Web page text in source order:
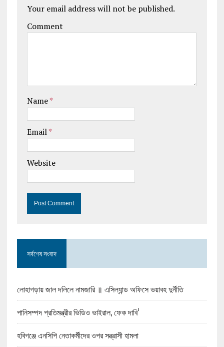
Your email address will not be published.
Comment
Name*
Email*
Website
সর্বশেষ সংবাদ
লোহাগড়ায় জাল দলিলে নামজারি ॥ এসিল্যান্ড অফিসে ভয়াবহ দুর্নীতি
পানিসম্পদ প্রতিমন্ত্রীর ভিডিও ভাইরাল, ফেক দাবি’
হবিগঞ্জে এনসিপি নেতাকর্মীদের ওপর সন্ত্রাসী হামলা